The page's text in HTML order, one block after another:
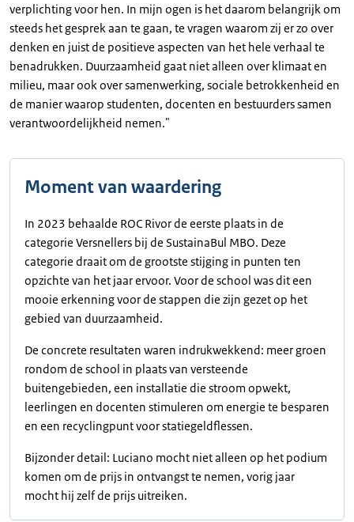
verplichting voor hen. In mijn ogen is het daarom belangrijk om
steeds het gesprek aan te gaan, te vragen waarom zij er zo over
denken en juist de positieve aspecten van het hele verhaal te
benadrukken. Duurzaamheid gaat niet alleen over klimaat en
milieu, maar ook over samenwerking, sociale betrokkenheid en
de manier waarop studenten, docenten en bestuurders samen
verantwoordelijkheid nemen."
Moment van waardering
In 2023 behaalde ROC Rivor de eerste plaats in de
categorie Versnellers bij de SustainaBul MBO. Deze
categorie draait om de grootste stijging in punten ten
opzichte van het jaar ervoor. Voor de school was dit een
mooie erkenning voor de stappen die zijn gezet op het
gebied van duurzaamheid.
De concrete resultaten waren indrukwekkend: meer groen
rondom de school in plaats van versteende
buitengebieden, een installatie die stroom opwekt,
leerlingen en docenten stimuleren om energie te besparen
en een recyclingpunt voor statiegeldflessen.
Bijzonder detail: Luciano mocht niet alleen op het podium
komen om de prijs in ontvangst te nemen, vorig jaar
mocht hij zelf de prijs uitreiken.